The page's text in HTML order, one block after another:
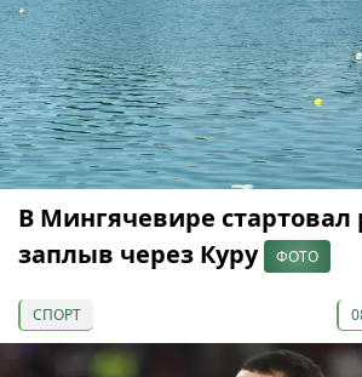
В Мингячевире
заплыв через Куру
ФОТО
СПОРТ